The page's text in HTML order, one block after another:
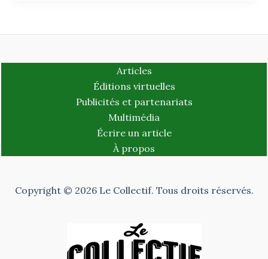
Articles
Éditions virtuelles
Publicités et partenariats
Multimédia
Écrire un article
À propos
Copyright © 2026 Le Collectif. Tous droits réservés.